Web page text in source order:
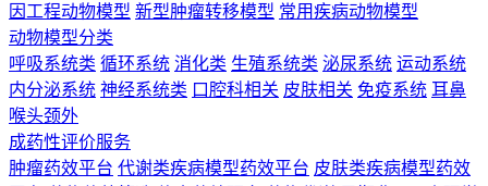
因工程动物模型 新型肿瘤转移模型 常用疾病动物模型
动物模型分类
呼吸系统类 循环系统 消化类 生殖系统类 泌尿系统 运动系统
内分泌系统 神经系统类 口腔科相关 皮肤相关 免疫系统 耳鼻
喉头颈外
成药性评价服务
肿瘤药效平台 代谢类疾病模型药效平台 皮肤类疾病模型药效